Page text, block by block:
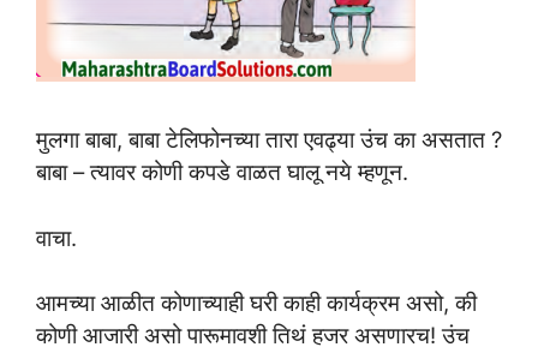
मुलगा बाबा, बाबा टेलिफोनच्या तारा एवढ्या उंच का असतात ?
बाबा – त्यावर कोणी कपडे वाळत घालू नये म्हणून.
वाचा.
आमच्या आळीत कोणाच्याही घरी काही कार्यक्रम असो, की
कोणी आजारी असो पारूमावशी तिथं हजर असणारच! उंच